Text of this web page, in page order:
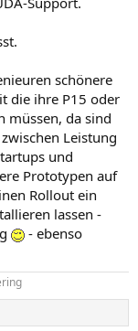
schönere
die ihre P15 oder
müssen, da sind
Leistung
und
Prototypen auf
Rollout ein
lassen -
- ebenso